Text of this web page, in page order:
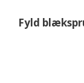
Fyld